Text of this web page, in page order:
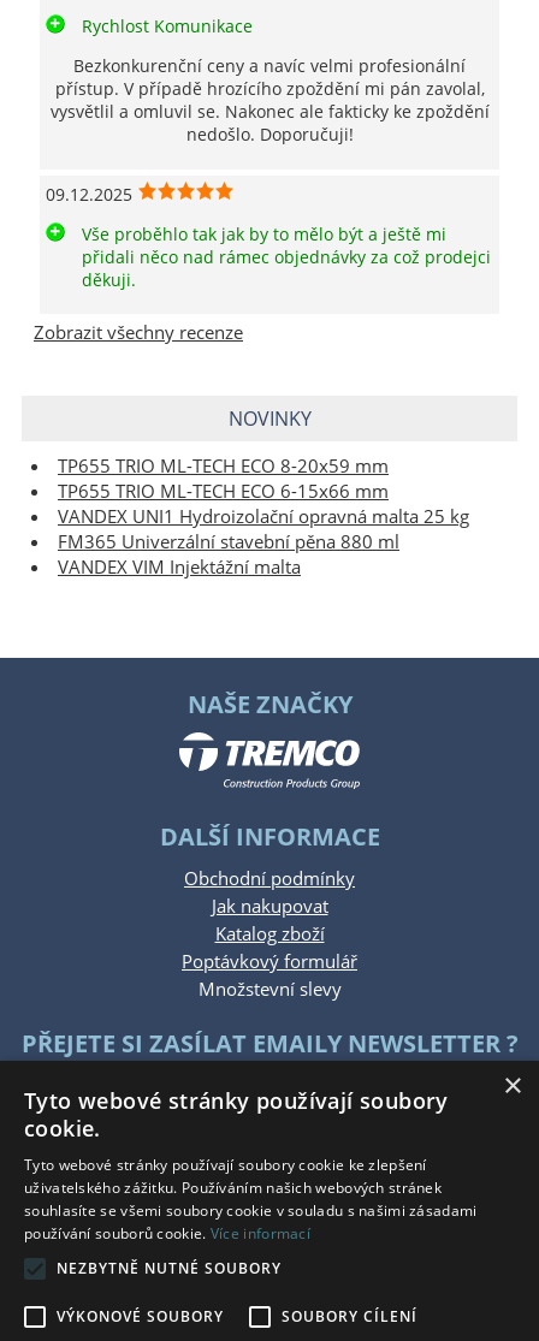
Rychlost Komunikace
Bezkonkurenční ceny a navíc velmi profesionální
přístup. V případě hrozícího zpoždění mi pán zavolal,
vysvětlil a omluvil se. Nakonec ale fakticky ke zpoždění
nedošlo. Doporučuji!
09.12.2025
Vše proběhlo tak jak by to mělo být a ještě mi
přidali něco nad rámec objednávky za což prodejci
děkuji.
Zobrazit všechny recenze
NOVINKY
TP655 TRIO ML-TECH ECO 8-20x59 mm
TP655 TRIO ML-TECH ECO 6-15x66 mm
VANDEX UNI1 Hydroizolační opravná malta 25 kg
FM365 Univerzální stavební pěna 880 ml
VANDEX VIM Injektážní malta
NAŠE ZNAČKY
DALŠÍ INFORMACE
Obchodní podmínky
Jak nakupovat
Katalog zboží
Poptávkový formulář
Množstevní slevy
PŘEJETE SI ZASÍLAT EMAILY NEWSLETTER ?
KONTAKTUJTE NÁS
Po - Pá: 7:30 - 15:30
Tel.: +420 777 215 146
×
Tyto webové stránky používají soubory
cookie.
Tyto webové stránky používají soubory cookie ke zlepšení
uživatelského zážitku. Používáním našich webových stránek
souhlasíte se všemi soubory cookie v souladu s našimi zásadami
používání souborů cookie. Více informací
NEZBYTNĚ NUTNÉ SOUBORY
VÝKONOVÉ SOUBORY SOUBORY CÍLENÍ